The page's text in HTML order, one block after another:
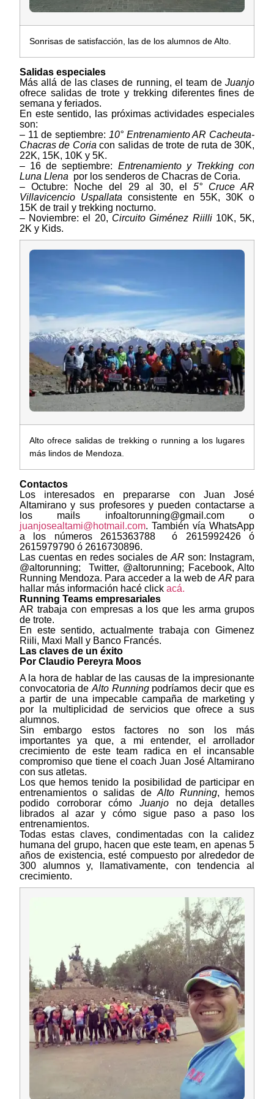
Sonrisas de satisfacción, las de los alumnos de Alto.
Salidas especiales
Más allá de las clases de running, el team deJuanjo
ofrece salidas de trote y trekking diferentes fines de
semana y feriados.
En este sentido, las próximas actividades especiales
son:
– 11 de septiembre: 10° Entrenamiento AR Cacheuta-
Chacras de Coria con salidas de trote de ruta de 30K,
22K, 15K, 10K y 5K.
– 16 de septiembre: Entrenamiento y Trekking con
Luna Llena por los senderos de Chacras de Coria.
– Octubre: Noche del 29 al 30,
el5° Cruce AR
Villavicencio Uspallataconsistente en 55K, 30K o
15K de trail y trekking nocturno.
– Noviembre: el 20, Circuito Giménez Riilli10K, 5K,
2K y Kids.
Alto ofrece salidas de trekking o running a los lugares
más lindos de Mendoza.
Contactos
Los interesados en prepararse con Juan José
Altamirano y sus profesores y pueden contactarse a
los mails infoaltorunning@gmail.com o
juanjosealtami@hotmail.com. También vía WhatsApp
a los números 2615363788 ó 2615992426 ó
2615979790 ó 2616730896.
Las cuentas en redes sociales deAR son: Instagram,
@altorunning; Twitter, @altorunning; Facebook, Alto
Running Mendoza. Para acceder a la web de AR para
hallar más información hacé click acá.
Running Teams empresariales
AR trabaja con empresas a los que les arma grupos
de trote.
En este sentido, actualmente trabaja con Gimenez
Riili, Maxi Mall y Banco Francés.
Las claves de un éxito
Por Claudio Pereyra Moos
A la hora de hablar de las causas de la impresionante
convocatoria deAlto Runningpodríamos decir que es
a partir de una impecable campaña de marketing y
por la multiplicidad de servicios que ofrece a sus
alumnos.
Sin embargo estos factores no son los más
importantes ya que, a mi entender, el arrollador
crecimiento de este team radica en el incansable
compromiso que tiene el coach Juan José Altamirano
con sus atletas.
Los que hemos tenido la posibilidad de participar en
entrenamientos o salidas de Alto Running, hemos
podido corroborar cómo Juanjo no deja detalles
librados al azar y cómo sigue paso a paso los
entrenamientos.
Todas estas claves, condimentadas con la calidez
humana del grupo, hacen que este team, en apenas 5
años de existencia, esté compuesto por alrededor de
300 alumnos y, llamativamente, con tendencia al
crecimiento.